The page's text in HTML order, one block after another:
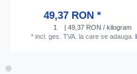
49,37 RON *
1
| 49,37 RON / kilogram
* incl. ges. TVA. la care se adauga.